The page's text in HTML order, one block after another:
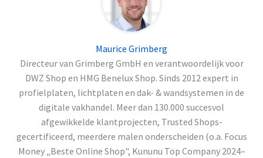
Maurice Grimberg
Directeur van Grimberg GmbH en verantwoordelijk voor
DWZ Shop en HMG Benelux Shop. Sinds 2012 expert in
profielplaten, lichtplaten en dak- & wandsystemen in de
digitale vakhandel. Meer dan 130.000 succesvol
afgewikkelde klantprojecten, Trusted Shops-
gecertificeerd, meerdere malen onderscheiden (o.a. Focus
Money „Beste Online Shop", Kununu Top Company 2024–